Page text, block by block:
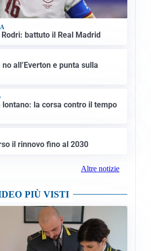
battuto il Real Madrid
all’Everton e punta sulla
lontano: la corsa contro il tempo
il rinnovo fino al 2030
Altre notizie
PIÙ VISTI